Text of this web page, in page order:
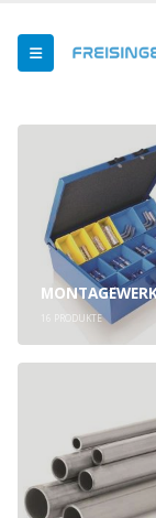
PRODUKTE